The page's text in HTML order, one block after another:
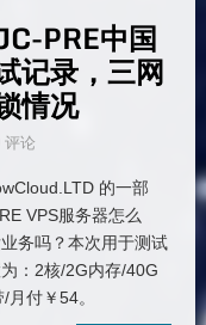
PRE中国
记录，三网
情况
评论
的一部
VPS服务器怎么
务吗？本次用于测试
：2核/2G内存/40G
付￥54。